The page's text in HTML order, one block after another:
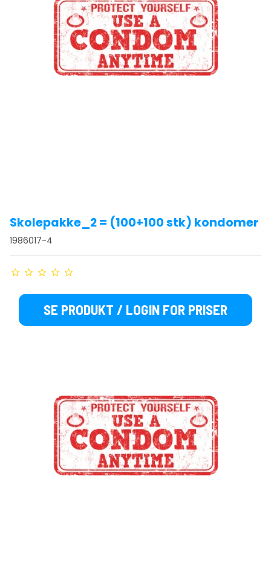
Skolepakke_2 = (100+100 stk) kondomer
1986017-4
SE PRODUKT / LOGIN FOR PRISER